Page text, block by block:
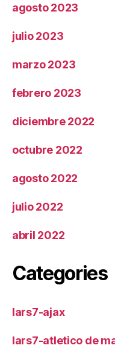
agosto 2023
julio 2023
marzo 2023
febrero 2023
diciembre 2022
octubre 2022
agosto 2022
julio 2022
abril 2022
Categories
lars7-ajax
lars7-atletico de